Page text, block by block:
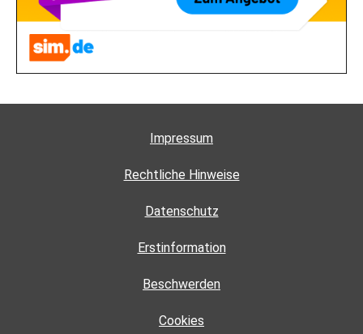
Impressum
Rechtliche Hinweise
Datenschutz
Erstinformation
Beschwerden
Cookies